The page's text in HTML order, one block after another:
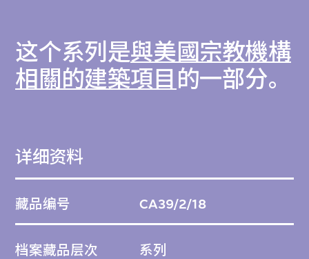
这个系列是與美國宗教機構
相關的建築項目 的一部分。
详细资料
藏品编号 CA39/2/18
档案藏品层次 系列